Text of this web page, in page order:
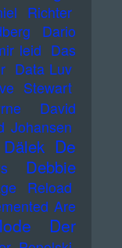
Richter
Dario
leid Das
Data Luv
Stewart
David
Johansen
Dälek De
Debbie
Reload
Are
Der